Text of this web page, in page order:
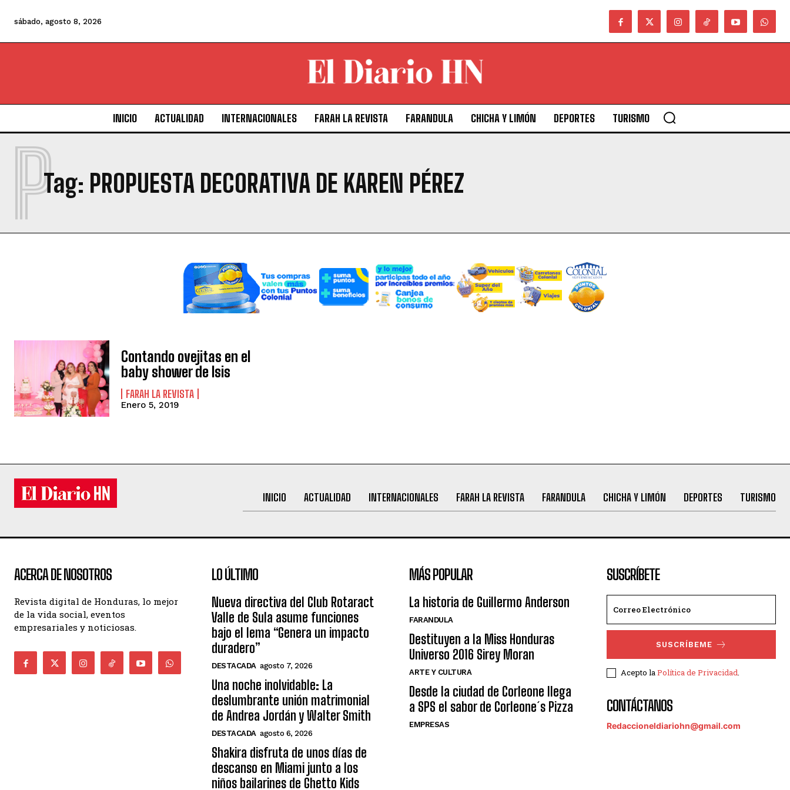
sábado, agosto 8, 2026
INICIO ACTUALIDAD INTERNACIONALES FARAH LA REVISTA FARANDULA CHICHA Y LIMÓN DEPORTES TURISMO
Tag: PROPUESTA DECORATIVA DE KAREN PÉREZ
P
Contando ovejitas en el
baby shower de Isis
FARAH LA REVISTA
Enero 5, 2019
INICIO ACTUALIDAD INTERNACIONALES FARAH LA REVISTA FARANDULA CHICHA Y LIMÓN DEPORTES TURISMO
ACERCA DE NOSOTROS
Revista digital de Honduras, lo mejor
de la vida social, eventos
empresariales y noticiosas.
LO ÚLTIMO
Nueva directiva del Club Rotaract
Valle de Sula asume funciones
bajo el lema “Genera un impacto
duradero”
DESTACADA agosto 7, 2026
Una noche inolvidable: La
deslumbrante unión matrimonial
de Andrea Jordán y Walter Smith
DESTACADA agosto 6, 2026
Shakira disfruta de unos días de
descanso en Miami junto a los
niños bailarines de Ghetto Kids
MÁS POPULAR
La historia de Guillermo Anderson
FARANDULA
Destituyen a la Miss Honduras
Universo 2016 Sirey Moran
ARTE Y CULTURA
Desde la ciudad de Corleone llega
a SPS el sabor de Corleone´s Pizza
EMPRESAS
SUSCRÍBETE
SUSCRÍBEME
Acepto laPolítica de Privacidad.
CONTÁCTANOS
Redaccioneldiariohn@gmail.com